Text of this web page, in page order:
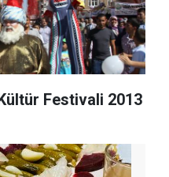
Festivali 2013